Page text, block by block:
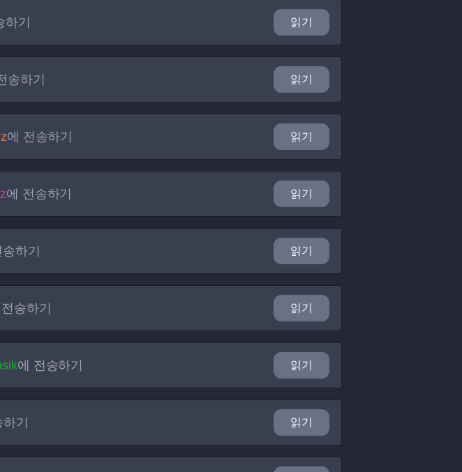
기 읽기
송하기 읽기
에 전송하기 읽기
에 전송하기 읽기
하기 읽기
송하기 읽기
에 전송하기 읽기
기 읽기